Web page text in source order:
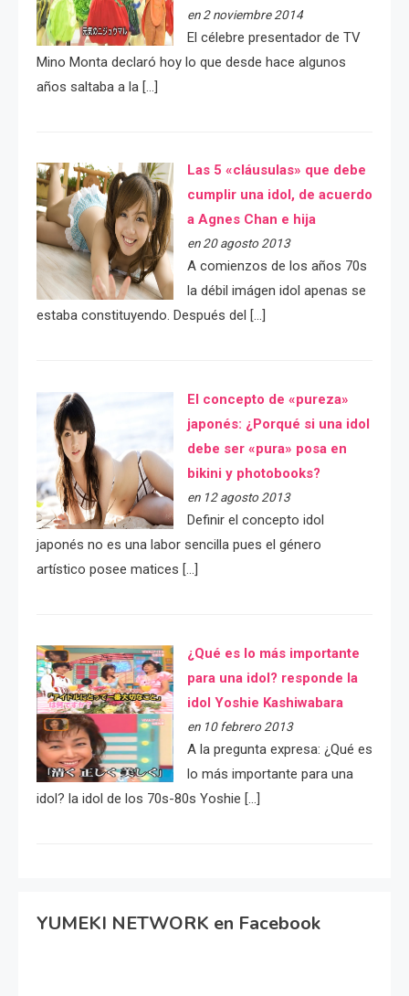
en 2 noviembre 2014
El célebre presentador de TV
Mino Monta declaró hoy lo que desde hace algunos
años saltaba a la […]
Las 5 «cláusulas» que debe
cumplir una idol, de acuerdo
a Agnes Chan e hija
en 20 agosto 2013
A comienzos de los años 70s
la débil imágen idol apenas se
estaba constituyendo. Después del […]
El concepto de «pureza»
japonés: ¿Porqué si una idol
debe ser «pura» posa en
bikini y photobooks?
en 12 agosto 2013
Definir el concepto idol
japonés no es una labor sencilla pues el género
artístico posee matices […]
¿Qué es lo más importante
para una idol? responde la
idol Yoshie Kashiwabara
en 10 febrero 2013
A la pregunta expresa: ¿Qué es
lo más importante para una
idol? la idol de los 70s-80s Yoshie […]
YUMEKI NETWORK en Facebook